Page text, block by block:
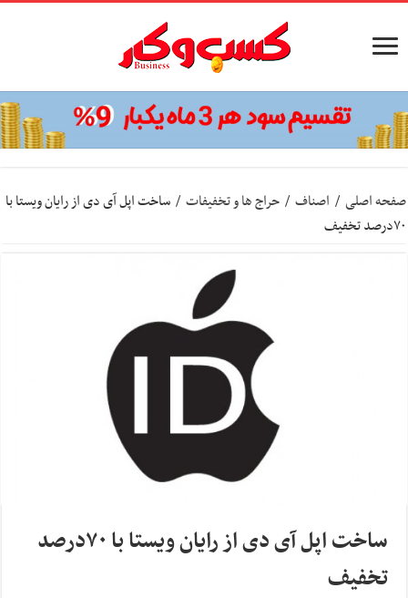
صفحه اصلی / اصناف / حراج ها و تخفیفات / ساخت اپل آی دی از رایان ویستا با
۷۰درصد تخفیف
ساخت اپل آی دی از رایان ویستا با ۷۰درصد
تخفیف